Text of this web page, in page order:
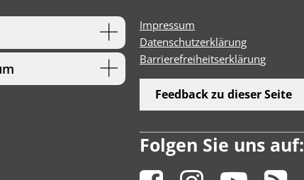
Impressum
Datenschutzerklärung
Barrierefreiheitserklärung
Feedback zu dieser Seite
Folgen Sie uns auf: